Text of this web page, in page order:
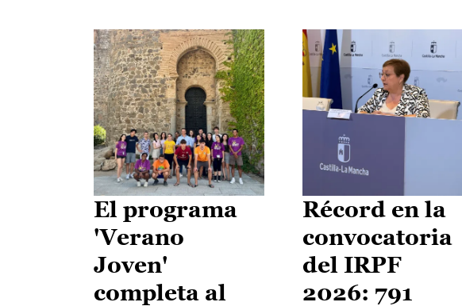
El programa
'Verano
Joven'
completa al
Récord en la
convocatoria
del IRPF
2026: 791